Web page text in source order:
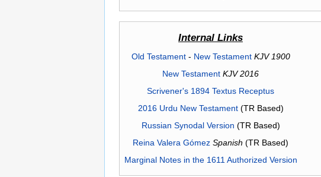
Internal Links
Old Testament- New Testament KJV 1900
New Testament KJV 2016
Scrivener's 1894 Textus Receptus
2016 Urdu New Testament(TR Based)
Russian Synodal Version (TR Based)
Reina Valera Gómez Spanish (TR Based)
Marginal Notes in the 1611 Authorized Version